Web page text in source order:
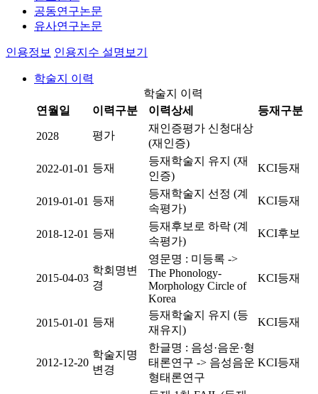
공동연구논문
유사연구논문
인용정보 인용지수 설명보기
학술지 이력
학술지 이력
연월일
이력구분 이력상세 등재구분
2028 평가
재인증평가 신청대상
(재인증)
2022-01-01 등재
등재학술지 유지 (재
인증)
KCI등재
2019-01-01 등재
등재학술지 선정 (계
속평가)
KCI등재
2018-12-01 등재
등재후보로 하락 (계
속평가)
KCI후보
2015-04-03
학회명변
경
영문명 : 미등록 ->
The Phonology-
Morphology Circle of
Korea
KCI등재
2015-01-01 등재
등재학술지 유지 (등
재유지)
KCI등재
2012-12-20
학술지명
변경
한글명 : 음성·음운·형
태론연구 -> 음성음운
형태론연구
KCI등재